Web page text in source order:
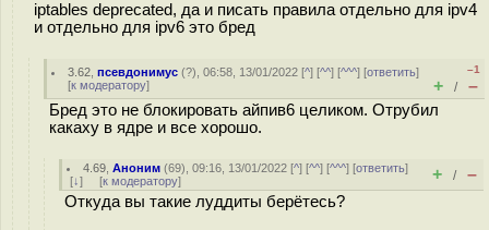
iptables deprecated, да и писать правила отдельно для ipv4
и отдельно для ipv6 это бред
3.62 ,псевдонимус (?), 06:58, 13/01/2022 [^] [^^] [^^^] [ответить]
[к модератору]
–1
+ / –
Бред это не блокировать айпив6 целиком. Отрубил
какаху в ядре и все хорошо.
4.69 ,Аноним (69), 09:16, 13/01/2022 [^] [^^] [^^^] [ответить]
[↓] [к модератору] + / –
Откуда вы такие луддиты берётесь?